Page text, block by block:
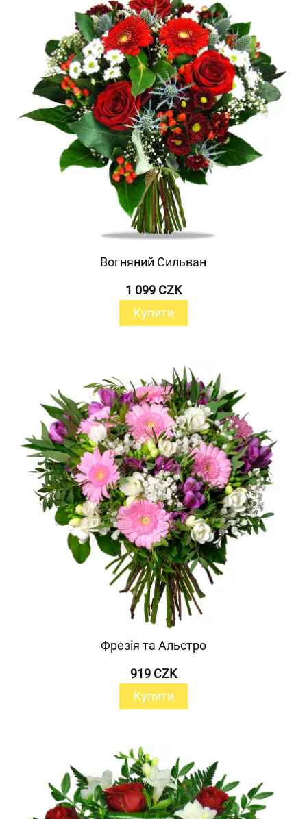
Вогняний Сильван
1 099 CZK
Купити
Фрезія та Альстро
919 CZK
Купити